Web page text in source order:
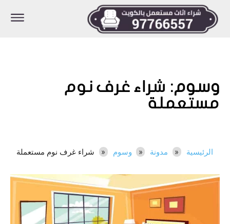
وسوم: شراء غرف نوم
مستعملة
الرئيسية مدونة وسوم شراء غرف نوم مستعملة